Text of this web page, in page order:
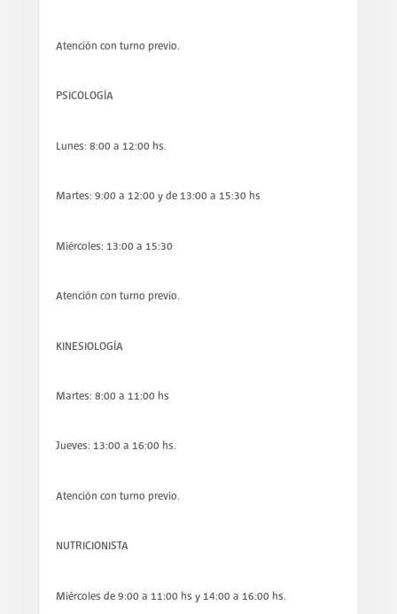
Atención con turno previo.
PSICOLOGÍA
Lunes: 8:00 a 12:00 hs.
Martes: 9:00 a 12:00 y de 13:00 a 15:30 hs
Miércoles: 13:00 a 15:30
Atención con turno previo.
KINESIOLOGÍA
Martes: 8:00 a 11:00 hs
Jueves: 13:00 a 16:00 hs.
Atención con turno previo.
NUTRICIONISTA
Miércoles de 9:00 a 11:00 hs y 14:00 a 16:00 hs.